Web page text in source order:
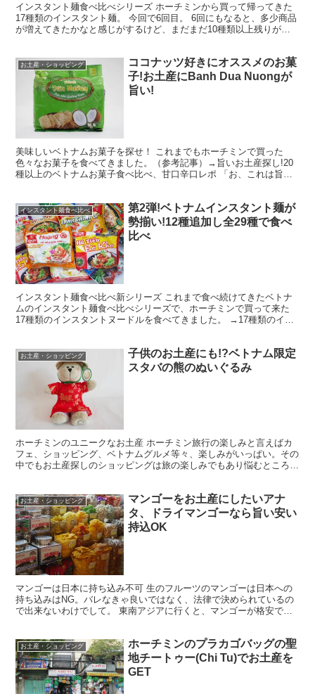
インスタント麺食べ比べシリーズ ホーチミンから買って帰ってきた
17種類のインスタント麺。 今回で6回目。 6回にもなると、多少商品
が増えてきたかなと感じがするけど、まだまだ10種類以上残りがあ
お土産・ショッピング
ココナッツ好きにオススメのお菓
子!お土産にBanh Dua Nuongが
旨い!
美味しいベトナムお菓子を探せ！ これまでもホーチミンで買った
色々なお菓子を食べてきました。（参考記事）→旨いお土産探し!20
種以上のベトナムお菓子食べ比べ、甘口辛口レポ 「お、これは旨
インスタント麺食べ比べ
第2弾!ベトナムインスタント麺が
勢揃い!12種追加し全29種で食べ
比べ
インスタント麺食べ比べ新シリーズ これまで食べ続けてきたベトナ
ムのインスタント麺食べ比べシリーズで、ホーチミンで買って来た
17種類のインスタントヌードルを食べてきました。 →17種類のイン
お土産・ショッピング
子供のお土産にも!?ベトナム限定
スタバの熊のぬいぐるみ
ホーチミンのユニークなお土産 ホーチミン旅行の楽しみと言えばカ
フェ、ショッピング、ベトナムグルメ等々、楽しみがいっぱい。その
中でもお土産探しのショッピングは旅の楽しみでもあり悩むところ。
お土産・ショッピング
マンゴーをお土産にしたいアナ
タ、ドライマンゴーなら旨い安い
持込OK
マンゴーは日本に持ち込み不可 生のフルーツのマンゴーは日本への
持ち込みはNG。バレなきゃ良いではなく、法律で決められているの
で出来ないわけでして。 東南アジアに行くと、マンゴーが格安で売
お土産・ショッピング
ホーチミンのプラカゴバッグの聖
地チートゥー(Chi Tu)でお土産を
GET